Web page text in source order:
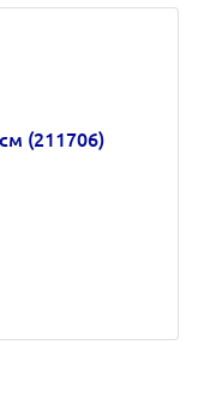
(211706)